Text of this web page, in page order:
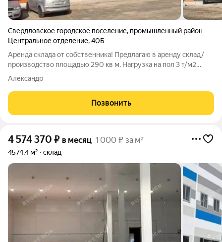
Свердловское городское поселение, промышленный район
Центральное отделение,40Б
Аренда склада от собственника! Предлагаю в аренду склад/
производство площадью 290 кв м. Нагрузка на пол 3 т/м2
Высота потолка 6 м. Ворота под фуру, высотой 5 м.
Электричество - 30 кВт. Прилегающая площадка 300 м2 Полы
антипыль Склад 1000 руб./м2 с
Александр
Позвонить
4 574 370 ₽ в месяц 1 000 ₽ за м²
4574,4 м² склад